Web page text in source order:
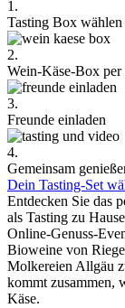
1.
Tasting Box
2.
Wein-Käse-Box per
3.
Freunde einladen
4.
Gemeinsam
Dein Tasting-Set
Entdecken Sie das
als Tasting zu
Online-Genuss-
Bioweine von
Molkereien Allgäu
kommt zusammen,
Käse.